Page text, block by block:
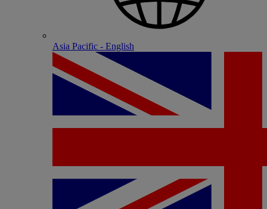
Asia Pacific - English